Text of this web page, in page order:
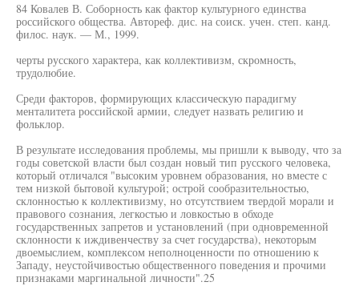
84 Ковалев В. Соборность как фактор культурного единства
российского общества. Автореф. дис. на соиск. учен. степ. канд.
филос. наук. — М., 1999.
черты русского характера, как коллективизм, скромность,
трудолюбие.
Среди факторов, формирующих классическую парадигму
менталитета российской армии, следует назвать религию и
фольклор.
В результате исследования проблемы, мы пришли к выводу, что за
годы советской власти был создан новый тип русского человека,
который отличался "высоким уровнем образования, но вместе с
тем низкой бытовой культурой; острой сообразительностью,
склонностью к коллективизму, но отсутствием твердой морали и
правового сознания, легкостью и ловкостью в обходе
государственных запретов и установлений (при одновременной
склонности к иждивенчеству за счет государства), некоторым
двоемыслием, комплексом неполноценности по отношению к
Западу, неустойчивостью общественного поведения и прочими
признаками маргинальной личности".25